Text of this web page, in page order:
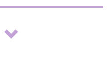
Pour L'espoir
profit d'Eva pour la vie et
soutenir les enfants m...